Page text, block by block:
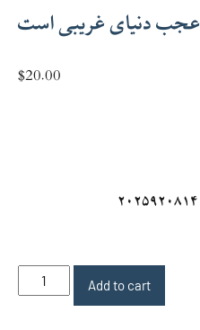
عجب دنیای غریبی است
$20.00
عجب
دنیای
Add to cart